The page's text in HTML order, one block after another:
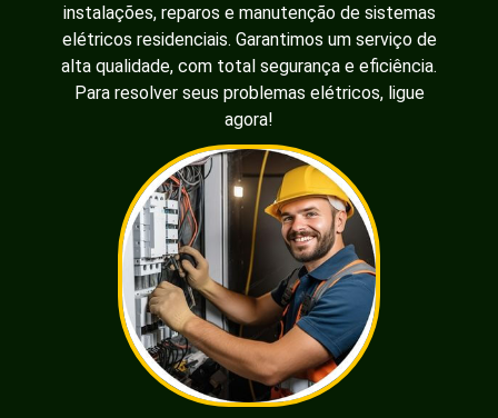
instalações, reparos e manutenção de sistemas
elétricos residenciais. Garantimos um serviço de
alta qualidade, com total segurança e eficiência.
Para resolver seus problemas elétricos, ligue
agora!